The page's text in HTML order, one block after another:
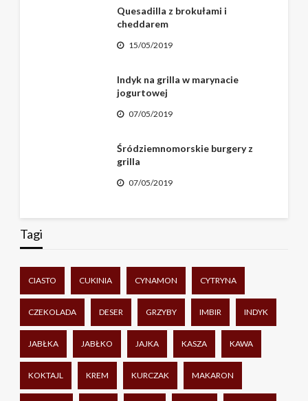
Quesadilla z brokułami i
cheddarem
15/05/2019
Indyk na grilla w marynacie
jogurtowej
07/05/2019
Śródziemnomorskie burgery z
grilla
07/05/2019
Tagi
CIASTO CUKINIA CYNAMON CYTRYNA
CZEKOLADA DESER GRZYBY IMBIR INDYK
JABŁKA JABŁKO JAJKA KASZA KAWA
KOKTAJL KREM KURCZAK MAKARON